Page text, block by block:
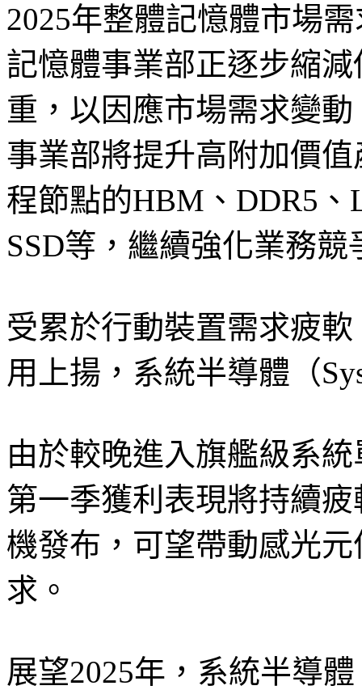
2025年整體記憶體市場
記憶體事業部正逐步縮
重，以因應市場需求變
事業部將提升高附加價
程節點的HBM、DDR5、
SSD等，繼續強化業務
受累於行動裝置需求疲
用上揚，系統半導體（
由於較晚進入旗艦級系
第一季獲利表現將持續
機發布，可望帶動感光
求。
展望2025年，系統半導